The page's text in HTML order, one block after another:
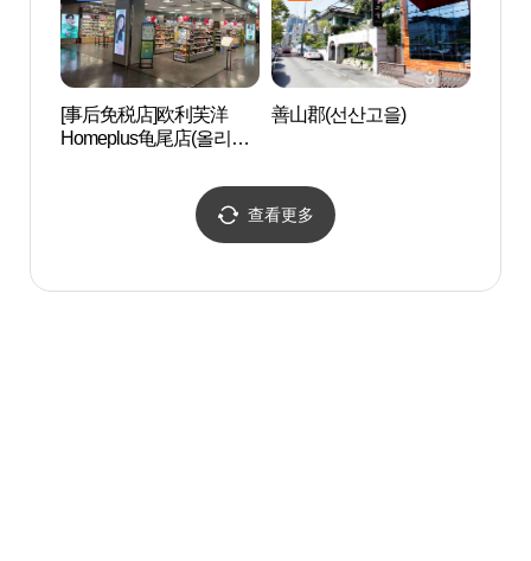
[事后免税店]欧利芙洋
Homeplus龟尾店(올리브
善山郡(선산고을)
查看更多